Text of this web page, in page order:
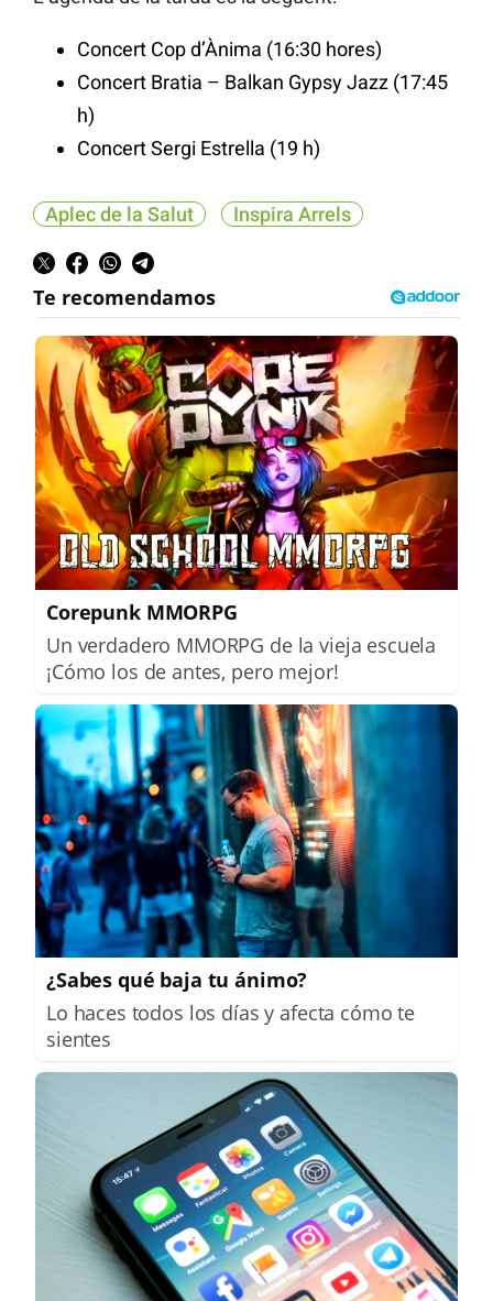
Concert Cop d’Ànima (16:30 hores)
Concert Bratia – Balkan Gypsy Jazz (17:45
h)
Concert Sergi Estrella (19 h)
Aplec de la Salut Inspira Arrels
Corepunk MMORPG
Un verdadero MMORPG de la vieja escuela
¡Cómo los de antes, pero mejor!
¿Sabes qué baja tu ánimo?
Lo haces todos los días y afecta cómo te
sientes